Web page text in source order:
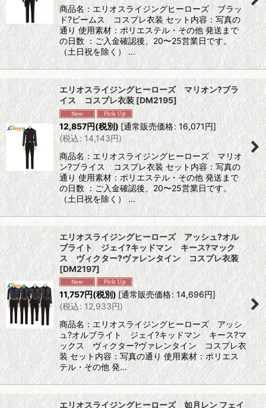
商品名：エリオスライジングヒーローズ ブラッ
ド?ビームス コスプレ衣装 セット内容：写真の
通り 使用素材：ポリエステル・その他 発送まで
の日数 ：ご入金確認後、20〜25営業日です。
（土日祝を除く） …
エリオスライジングヒーローズ マリオン?ブラ
イス コスプレ衣装 [DM2195]
12,857円(税別) [通常販売価格: 16,071円]
(税込: 14,143円)
商品名：エリオスライジングヒーローズ マリオ
ン?ブライス コスプレ衣装 セット内容：写真の
通り 使用素材：ポリエステル・その他 発送まで
の日数 ：ご入金確認後、20〜25営業日です。
（土日祝を除く） …
エリオスライジングヒーローズ アッシュ?オル
ブライト ジェイ?キッドマン キース?マック
ス ヴィクター?ヴァレンタイン コスプレ衣装
[DM2197]
11,757円(税別)[通常販売価格: 14,696円]
(税込: 12,933円)
商品名：エリオスライジングヒーローズ アッシ
ュ?オルブライト ジェイ?キッドマン キース?マ
ックス ヴィクター?ヴァレンタイン コスプレ衣
装 セット内容：写真の通り 使用素材：ポリエス
テル・その他 発…
エリオスライジングヒーローズ 如月レン フェイ